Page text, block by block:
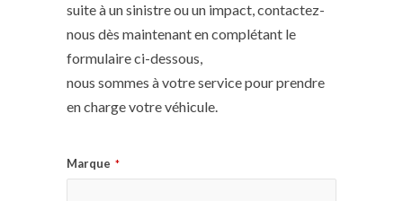
suite à un sinistre ou un impact, contactez-
nous dès maintenant en complétant le
formulaire ci-dessous,
nous sommes à votre service pour prendre
en charge votre véhicule.
Marque *